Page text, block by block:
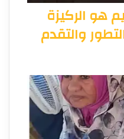
هو الركيزة
والتقدم